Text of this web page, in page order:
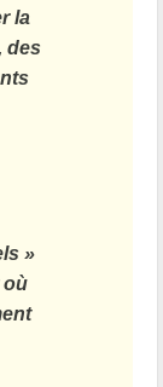
la
des
»
où